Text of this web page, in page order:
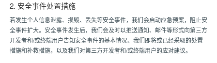
2. 安全事件处置措施
若发生个人信息泄露、损毁、丢失等安全事件，我们会启动应急预案，阻止安
全事件扩大。安全事件发生后，我们会及时以推送通知、邮件等形式向第三方
开发者和/或终端用户告知安全事件的基本情况、我们即将或已经采取的处置
措施和补救措施，以及我们对第三方开发者和/或终端用户的应对建议。